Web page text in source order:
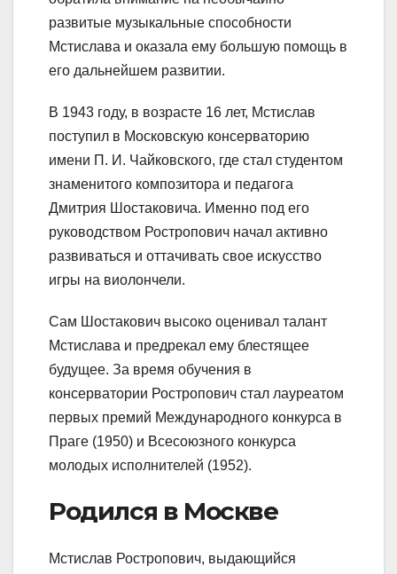
развитые музыкальные способности
Мстислава и оказала ему большую помощь в
его дальнейшем развитии.
В 1943 году, в возрасте 16 лет, Мстислав
поступил в Московскую консерваторию
имени П. И. Чайковского, где стал студентом
знаменитого композитора и педагога
Дмитрия Шостаковича. Именно под его
руководством Ростропович начал активно
развиваться и оттачивать свое искусство
игры на виолончели.
Сам Шостакович высоко оценивал талант
Мстислава и предрекал ему блестящее
будущее. За время обучения в
консерватории Ростропович стал лауреатом
первых премий Международного конкурса в
Праге (1950) и Всесоюзного конкурса
молодых исполнителей (1952).
Родился в Москве
Мстислав Ростропович, выдающийся